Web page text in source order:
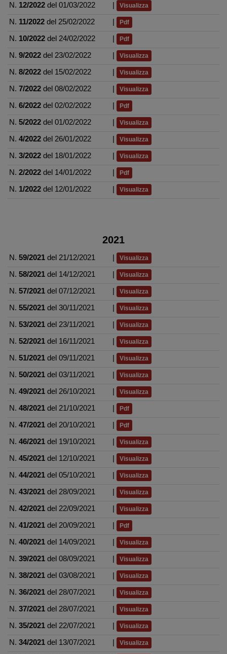
N. 12/2022 del 01/03/2022 Visualizza
N. 11/2022 del 25/02/2022 Pdf
N. 10/2022 del 24/02/2022 Pdf
N. 9/2022 del 23/02/2022 Visualizza
N. 8/2022 del 15/02/2022 Visualizza
N. 7/2022 del 08/02/2022 Visualizza
N. 6/2022 del 02/02/2022 Pdf
N. 5/2022 del 01/02/2022 Visualizza
N. 4/2022 del 26/01/2022 Visualizza
N. 3/2022 del 18/01/2022 Visualizza
N. 2/2022 del 14/01/2022 Pdf
N. 1/2022 del 12/01/2022 Visualizza
2021
N. 59/2021 del 21/12/2021 Visualizza
N. 58/2021 del 14/12/2021 Visualizza
N. 57/2021 del 07/12/2021 Visualizza
N. 55/2021 del 30/11/2021 Visualizza
N. 53/2021 del 23/11/2021 Visualizza
N. 52/2021 del 16/11/2021 Visualizza
N. 51/2021 del 09/11/2021 Visualizza
N. 50/2021 del 03/11/2021 Visualizza
N. 49/2021 del 26/10/2021 Visualizza
N. 48/2021 del 21/10/2021 Pdf
N. 47/2021 del 20/10/2021 Pdf
N. 46/2021 del 19/10/2021 Visualizza
N. 45/2021 del 12/10/2021 Visualizza
N. 44/2021 del 05/10/2021 Visualizza
N. 43/2021 del 28/09/2021 Visualizza
N. 42/2021 del 22/09/2021 Visualizza
N. 41/2021 del 20/09/2021 Pdf
N. 40/2021 del 14/09/2021 Visualizza
N. 39/2021 del 08/09/2021 Visualizza
N. 38/2021 del 03/08/2021 Visualizza
N. 36/2021 del 28/07/2021 Visualizza
N. 37/2021 del 28/07/2021 Visualizza
N. 35/2021 del 22/07/2021 Visualizza
N. 34/2021 del 13/07/2021 Visualizza